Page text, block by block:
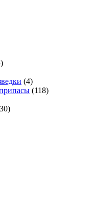
(4)
(118)